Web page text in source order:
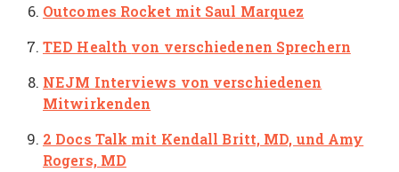
Outcomes Rocket mit Saul Marquez
TED Health von verschiedenen Sprechern
NEJM Interviews von verschiedenen
Mitwirkenden
2 Docs Talk mit Kendall Britt, MD, und Amy
Rogers, MD